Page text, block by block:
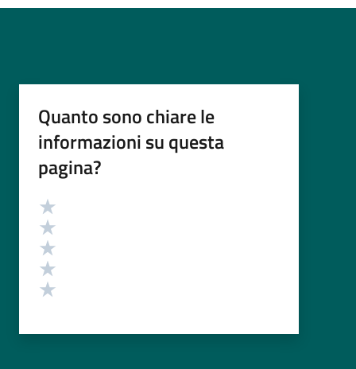
Quanto sono chiare le
informazioni su questa
pagina?
Valutazione